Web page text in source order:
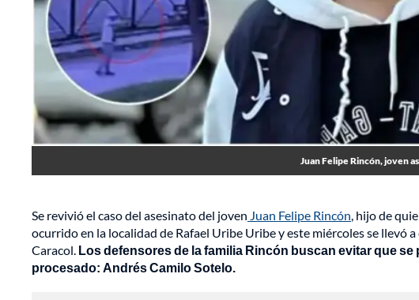
Juan Felipe Rincón, joven
Se revivió el caso del asesinato del joven Juan Felipe Rincón, hijo de
ocurrido en la localidad de Rafael Uribe Uribe y este miércoles se llevó
Caracol. Los defensores de la familia Rincón buscan evitar que
procesado: Andrés Camilo Sotelo.